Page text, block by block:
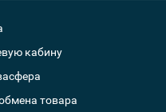
кабину
товара